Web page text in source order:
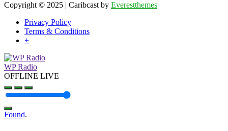
Copyright © 2025 | Caribcast by Everestthemes
Privacy Policy
Terms & Conditions
+
WP Radio
OFFLINE LIVE
Found.